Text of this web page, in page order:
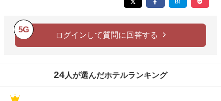
5G
ログインして質問に回答する
24人が選んだホテルランキング